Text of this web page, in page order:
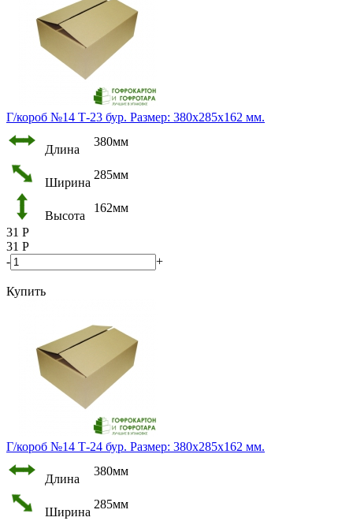
Г/короб №14 Т-23 бур. Размер: 380х285х162 мм.
Длина
380мм
Ширина
285мм
Высота
162мм
31 Р
31 Р
-
+
Купить
Г/короб №14 Т-24 бур. Размер: 380х285х162 мм.
Длина
380мм
Ширина
285мм